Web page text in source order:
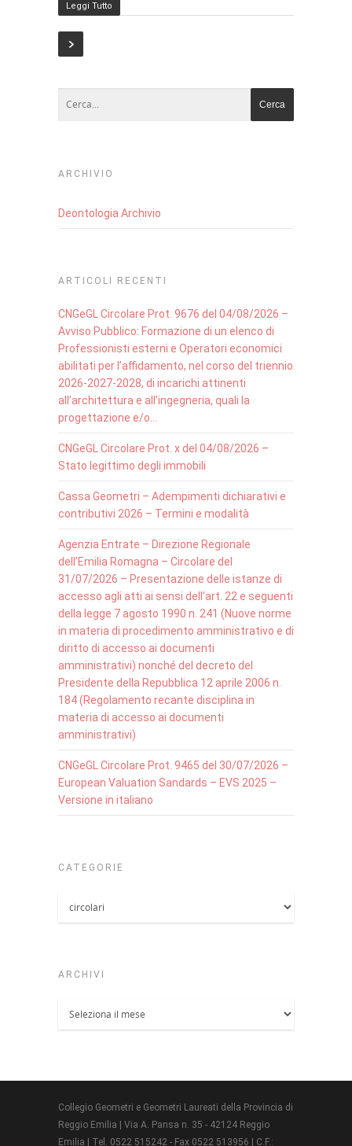
Leggi Tutto
ARCHIVIO
Deontologia Archivio
ARTICOLI RECENTI
CNGeGL Circolare Prot. 9676 del 04/08/2026 –
Avviso Pubblico: Formazione di un elenco di
Professionisti esterni e Operatori economici
abilitati per l’affidamento, nel corso del triennio
2026-2027-2028, di incarichi attinenti
all’architettura e all’ingegneria, quali la
progettazione e/o…
CNGeGL Circolare Prot. x del 04/08/2026 –
Stato legittimo degli immobili
Cassa Geometri – Adempimenti dichiarativi e
contributivi 2026 – Termini e modalità
Agenzia Entrate – Direzione Regionale
dell’Emilia Romagna – Circolare del
31/07/2026 – Presentazione delle istanze di
accesso agli atti ai sensi dell’art. 22 e seguenti
della legge 7 agosto 1990 n. 241 (Nuove norme
in materia di procedimento amministrativo e di
diritto di accesso ai documenti
amministrativi) nonché del decreto del
Presidente della Repubblica 12 aprile 2006 n.
184 (Regolamento recante disciplina in
materia di accesso ai documenti
amministrativi)
CNGeGL Circolare Prot. 9465 del 30/07/2026 –
European Valuation Sandards – EVS 2025 –
Versione in italiano
CATEGORIE
ARCHIVI
Collegio Geometri e Geometri Laureati della Provincia di
Reggio Emilia | Via A. Pansa n. 35 - 42124 Reggio
Emilia | Tel. 0522 515242 - Fax 0522 513956 | C.F.: